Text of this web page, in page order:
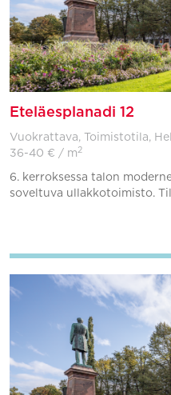
Eteläesplanadi 12
Vuokrattava, Toimistotila,
36-40 € / m 2
6. kerroksessa talon
soveltuva ullakkotoimisto.